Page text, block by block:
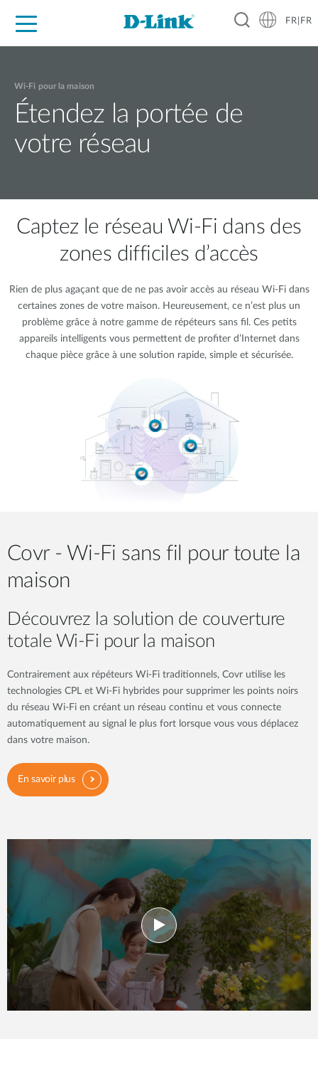
FR|FR
Wi-Fi pour la maison
Étendez la portée de
votre réseau
Captez le réseau Wi-Fi dans des
zones difficiles d’accès
Rien de plus agaçant que de ne pas avoir accès au réseau Wi-Fi dans
certaines zones de votre maison. Heureusement, ce n’est plus un
problème grâce à notre gamme de répéteurs sans fil. Ces petits
appareils intelligents vous permettent de profiter d’Internet dans
chaque pièce grâce à une solution rapide, simple et sécurisée.
Covr - Wi-Fi sans fil pour toute la
maison
Découvrez la solution de couverture
totale Wi-Fi pour la maison
Contrairement aux répéteurs Wi-Fi traditionnels, Covr utilise les
technologies CPL et Wi-Fi hybrides pour supprimer les points noirs
du réseau Wi-Fi en créant un réseau continu et vous connecte
automatiquement au signal le plus fort lorsque vous vous déplacez
dans votre maison.
En savoir plus